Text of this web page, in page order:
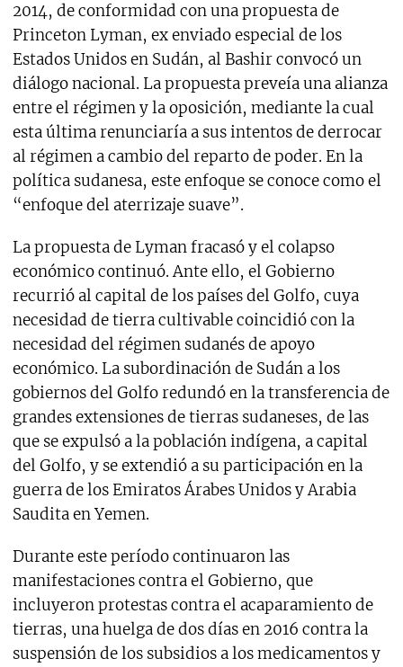
2014, de conformidad con una propuesta de
Princeton Lyman, ex enviado especial de los
Estados Unidos en Sudán, al Bashir convocó un
diálogo nacional. La propuesta preveía una alianza
entre el régimen y la oposición, mediante la cual
esta última renunciaría a sus intentos de derrocar
al régimen a cambio del reparto de poder. En la
política sudanesa, este enfoque se conoce como el
“enfoque del aterrizaje suave”.
La propuesta de Lyman fracasó y el colapso
económico continuó. Ante ello, el Gobierno
recurrió al capital de los países del Golfo, cuya
necesidad de tierra cultivable coincidió con la
necesidad del régimen sudanés de apoyo
económico. La subordinación de Sudán a los
gobiernos del Golfo redundó en la transferencia de
grandes extensiones de tierras sudaneses, de las
que se expulsó a la población indígena, a capital
del Golfo, y se extendió a su participación en la
guerra de los Emiratos Árabes Unidos y Arabia
Saudita en Yemen.
Durante este período continuaron las
manifestaciones contra el Gobierno, que
incluyeron protestas contra el acaparamiento de
tierras, una huelga de dos días en 2016 contra la
suspensión de los subsidios a los medicamentos y